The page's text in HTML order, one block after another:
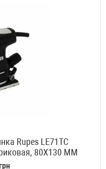
Rupes LE71TC
80X130 ММ